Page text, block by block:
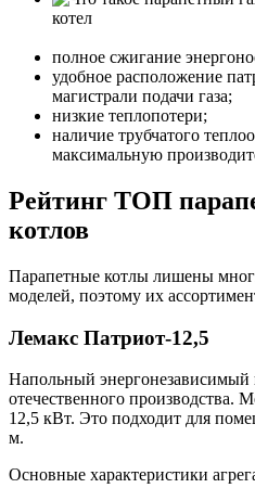
полное сжигание
удобное расположение
магистрали подачи газа;
низкие теплопотери;
наличие трубчатого
максимальную
Рейтинг ТОП
котлов
Парапетные котлы лишены
моделей, поэтому их
Лемакс Патриот-12,5
Напольный энергонезависимый
отечественного производства.
12,5 кВт. Это подходит для
м.
Основные характеристики